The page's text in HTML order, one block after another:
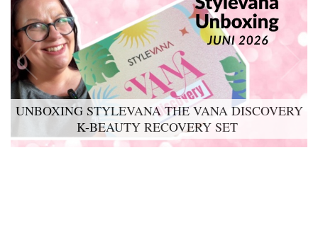
UNBOXING STYLEVANA THE VANA DISCOVERY
K-BEAUTY RECOVERY SET